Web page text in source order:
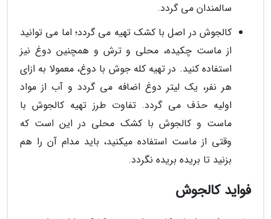
سالمندان می گردد.
کالجوش در اصل با کشک تهیه می گردد؛ اما می توانید
از ماست چکیده، محلی و ترش و همچنین دوغ نیز
استفاده کنید. در تهیه کله جوش با دوغ، معمولا به ازای
هر نفر، یک لیتر دوغ اضافه می گردد و آب از مواد
اولیه حذف می گردد. تفاوت طرز تهیه کالجوش با
ماست و کالجوش با کشک محلی در این است که
وقتی از ماست استفاده میکنید، باید مدام آن را هم
بزنید تا بریده بریده نگردد.
فواید کالجوش